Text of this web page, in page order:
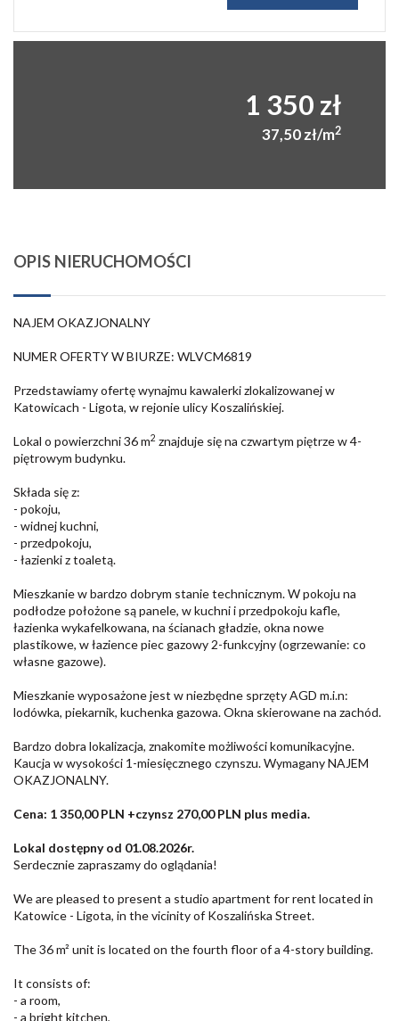
1 350 zł
37,50 zł/m2
OPIS NIERUCHOMOŚCI
NAJEM OKAZJONALNY
NUMER OFERTY W BIURZE: WLVCM6819
Przedstawiamy ofertę wynajmu kawalerki zlokalizowanej w
Katowicach - Ligota, w rejonie ulicy Koszalińskiej.
Lokal o powierzchni 36 m2 znajduje się na czwartym piętrze w 4-
piętrowym budynku.
Składa się z:
- pokoju,
- widnej kuchni,
- przedpokoju,
- łazienki z toaletą.
Mieszkanie w bardzo dobrym stanie technicznym. W pokoju na
podłodze położone są panele, w kuchni i przedpokoju kafle,
łazienka wykafelkowana, na ścianach gładzie, okna nowe
plastikowe, w łazience piec gazowy 2-funkcyjny (ogrzewanie: co
własne gazowe).
Mieszkanie wyposażone jest w niezbędne sprzęty AGD m.i.n:
lodówka, piekarnik, kuchenka gazowa. Okna skierowane na zachód.
Bardzo dobra lokalizacja, znakomite możliwości komunikacyjne.
Kaucja w wysokości 1-miesięcznego czynszu. Wymagany NAJEM
OKAZJONALNY.
Cena: 1 350,00 PLN +czynsz 270,00 PLN plus media.
Lokal dostępny od 01.08.2026r.
Serdecznie zapraszamy do oglądania!
We are pleased to present a studio apartment for rent located in
Katowice - Ligota, in the vicinity of Koszalińska Street.
The 36 m² unit is located on the fourth floor of a 4-story building.
It consists of:
- a room,
- a bright kitchen,